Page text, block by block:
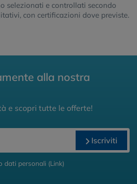
selezionati e controllati secondo
con certificazioni dove previste.
alla nostra
e scopri tutte le offerte!
Iscriviti
dati personali (Link)